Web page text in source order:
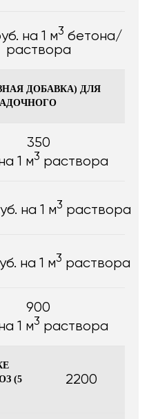
на 1 м3 бетона/
раствора
ДОБАВКА) ДЛЯ
350
1 м3 раствора
на 1 м3 раствора
на 1 м3 раствора
900
1 м3 раствора
(5
2200